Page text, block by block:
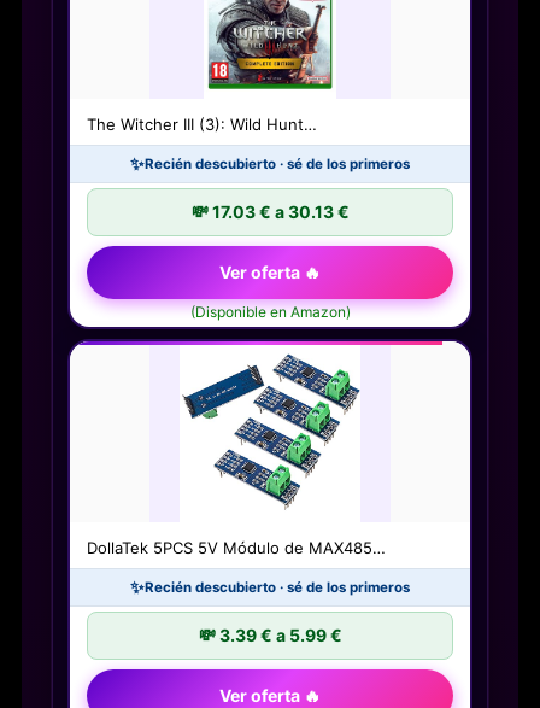
The Witcher III (3): Wild Hunt…
✨Recién descubierto · sé de los primeros
💸 17.03 € a 30.13 €
Ver oferta 🔥
(Disponible en Amazon)
DollaTek 5PCS 5V Módulo de MAX485…
✨Recién descubierto · sé de los primeros
💸 3.39 € a 5.99 €
Ver oferta 🔥